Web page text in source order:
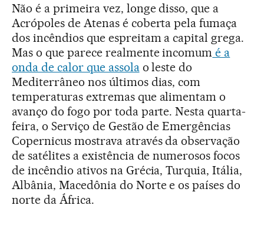
Não é a primeira vez, longe disso, que a
Acrópoles de Atenas é coberta pela fumaça
dos incêndios que espreitam a capital grega.
Mas o que parece realmente incomum é a
onda de calor que assolao leste do
Mediterrâneo nos últimos dias, com
temperaturas extremas que alimentam o
avanço do fogo por toda parte. Nesta quarta-
feira, o Serviço de Gestão de Emergências
Copernicus mostrava através da observação
de satélites a existência de numerosos focos
de incêndio ativos na Grécia, Turquia, Itália,
Albânia, Macedônia do Norte e os países do
norte da África.